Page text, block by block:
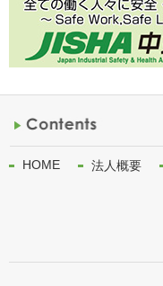
HOME 法人概要